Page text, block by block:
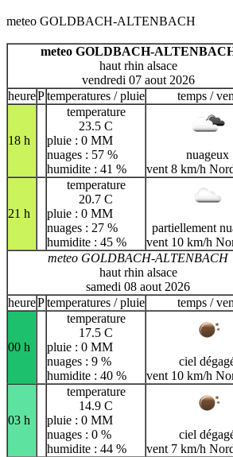
meteo GOLDBACH-ALTENBACH
meteo GOLDBACH-
haut rhin alsace
vendredi 07 aout 2026
heurePtemperatures / pluie temps /
18 h
temperature
23.5 C
pluie : 0 MM
nuages : 57 %
humidite : 41 %
nuageux
vent 8 km/h
21 h
temperature
20.7 C
pluie : 0 MM
nuages : 27 %
humidite : 45 %
partiellement
vent 10 km/h
meteo GOLDBACH-ALTENBACH
haut rhin alsace
samedi 08 aout 2026
heurePtemperatures / pluie temps /
00 h
temperature
17.5 C
pluie : 0 MM
nuages : 9 %
humidite : 40 %
ciel
vent 10 km/h
03 h
temperature
14.9 C
pluie : 0 MM
nuages : 0 %
humidite : 44 %
ciel
vent 7 km/h